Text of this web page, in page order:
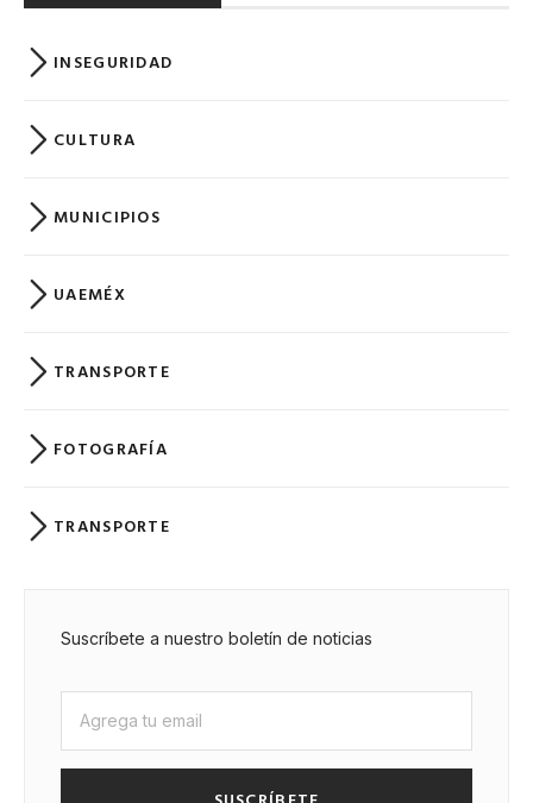
INSEGURIDAD
CULTURA
MUNICIPIOS
UAEMÉX
TRANSPORTE
FOTOGRAFÍA
TRANSPORTE
Suscríbete a nuestro boletín de noticias